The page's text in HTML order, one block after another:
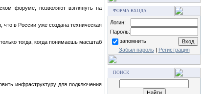
форуме, позволяют взглянуть на
что в России уже создана техническая
тогда, когда понимаешь масштаб
инфраструктуру для подключения
ФОРМА ВХОДА
Логин:
Пароль:
запомнить
Забыл пароль| Регистрация
ПОИСК